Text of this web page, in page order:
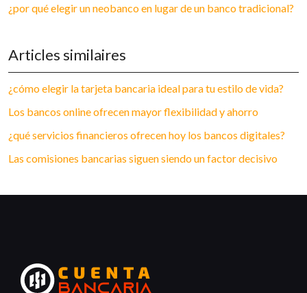
¿por qué elegir un neobanco en lugar de un banco tradicional?
Articles similaires
¿cómo elegir la tarjeta bancaria ideal para tu estilo de vida?
Los bancos online ofrecen mayor flexibilidad y ahorro
¿qué servicios financieros ofrecen hoy los bancos digitales?
Las comisiones bancarias siguen siendo un factor decisivo